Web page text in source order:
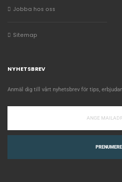
Jobba hos oss
Sitemap
NYHETSBREV
Anmäl dig till vårt nyhetsbrev för tips,